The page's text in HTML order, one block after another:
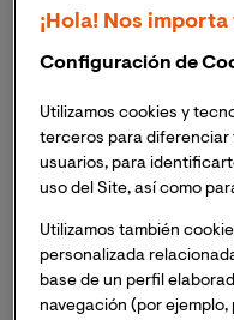
El encuentro fue
director del Área
Garrido, Alba
primer, segundo,
futuro docente)
Antonio Garrido
con elproyecto
propuesta nació de la
maneras de mejorar
¡Hola! Nos
Configuración de
Utilizamos cookies y
terceros para diferenciar
usuarios, para
uso del Site, así como
Utilizamos también
personalizada
base de un perfil
navegación (por